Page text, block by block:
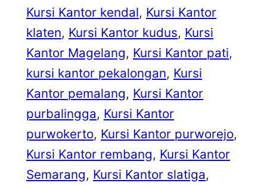
Kursi Kantor kendal, Kursi Kantor
klaten, Kursi Kantor kudus, Kursi
Kantor Magelang, Kursi Kantor pati
kursi kantor pekalongan, Kursi
Kantor pemalang, Kursi Kantor
purbalingga, Kursi Kantor
purwokerto, Kursi Kantor purworejo
Kursi Kantor rembang, Kursi Kantor
Semarang, Kursi Kantor slatiga